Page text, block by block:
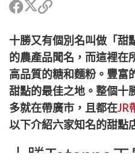
分
Facebook
分
享
Twitter
複
接
以
分
享
十勝又有個別名叫做「甜
的農產品聞名，而這裡在
高品質的糖和麵粉。豐富
甜點的最佳之地。整個十
多就在帶廣市，且都在JR
以下介紹六家知名的甜點
十勝Toteppo工